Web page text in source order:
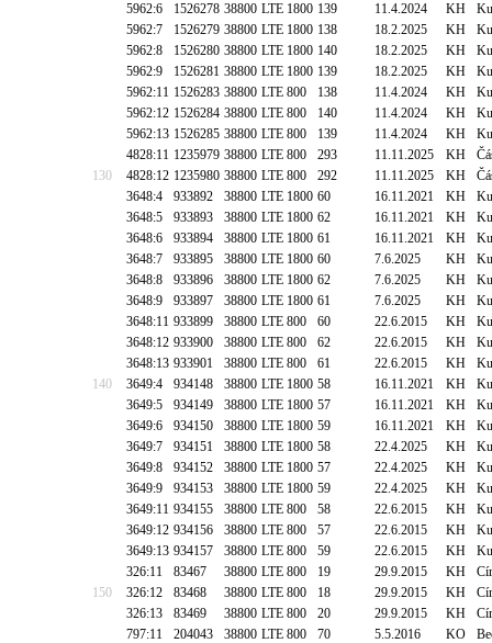
5962:6
1526278 38800 LTE 1800 139 11.4.2024 KH
5962:7
1526279 38800 LTE 1800 138 18.2.2025 KH
5962:8
1526280 38800 LTE 1800 140 18.2.2025 KH
5962:9
1526281 38800 LTE 1800 139 18.2.2025 KH
5962:11 1526283 38800 LTE 800 138 11.4.2024 KH
5962:12 1526284 38800 LTE 800 140 11.4.2024 KH
5962:13 1526285 38800 LTE 800 139 11.4.2024 KH
4828:11 1235979 38800 LTE 800 293 11.11.2025 KH
130
4828:12 1235980 38800 LTE 800 292 11.11.2025 KH
3648:4
933892 38800 LTE 1800 60 16.11.2021 KH
3648:5
933893 38800 LTE 1800 62 16.11.2021 KH
3648:6
933894 38800 LTE 1800 61 16.11.2021 KH
3648:7
933895 38800 LTE 1800 60 7.6.2025 KH
3648:8
933896 38800 LTE 1800 62 7.6.2025 KH
3648:9
933897 38800 LTE 1800 61 7.6.2025 KH
3648:11 933899 38800 LTE 800 60 22.6.2015 KH
3648:12 933900 38800 LTE 800 62 22.6.2015 KH
3648:13 933901 38800 LTE 800 61 22.6.2015 KH
140
3649:4 934148 38800 LTE 1800 58 16.11.2021 KH
3649:5
934149 38800 LTE 1800 57 16.11.2021 KH
3649:6
934150 38800 LTE 1800 59 16.11.2021 KH
3649:7
934151 38800 LTE 1800 58 22.4.2025 KH
3649:8
934152 38800 LTE 1800 57 22.4.2025 KH
3649:9
934153 38800 LTE 1800 59 22.4.2025 KH
3649:11 934155 38800 LTE 800 58 22.6.2015 KH
3649:12 934156 38800 LTE 800 57 22.6.2015 KH
3649:13 934157 38800 LTE 800 59 22.6.2015 KH
326:11
83467 38800 LTE 800 19 29.9.2015 KH
150
326:12 83468 38800 LTE 800 18 29.9.2015 KH
326:13
83469 38800 LTE 800 20 29.9.2015 KH
797:11
204043 38800 LTE 800 70 5.5.2016 KO